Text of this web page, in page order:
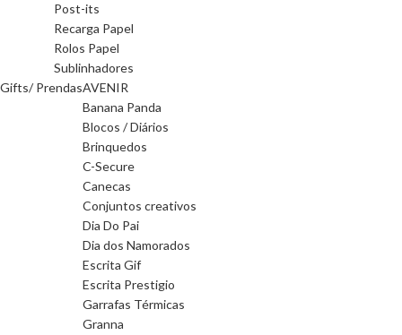
Post-its
Recarga Papel
Rolos Papel
Sublinhadores
Gifts/ PrendasAVENIR
Banana Panda
Blocos / Diários
Brinquedos
C-Secure
Canecas
Conjuntos creativos
Dia Do Pai
Dia dos Namorados
Escrita Gif
Escrita Prestigio
Garrafas Térmicas
Granna